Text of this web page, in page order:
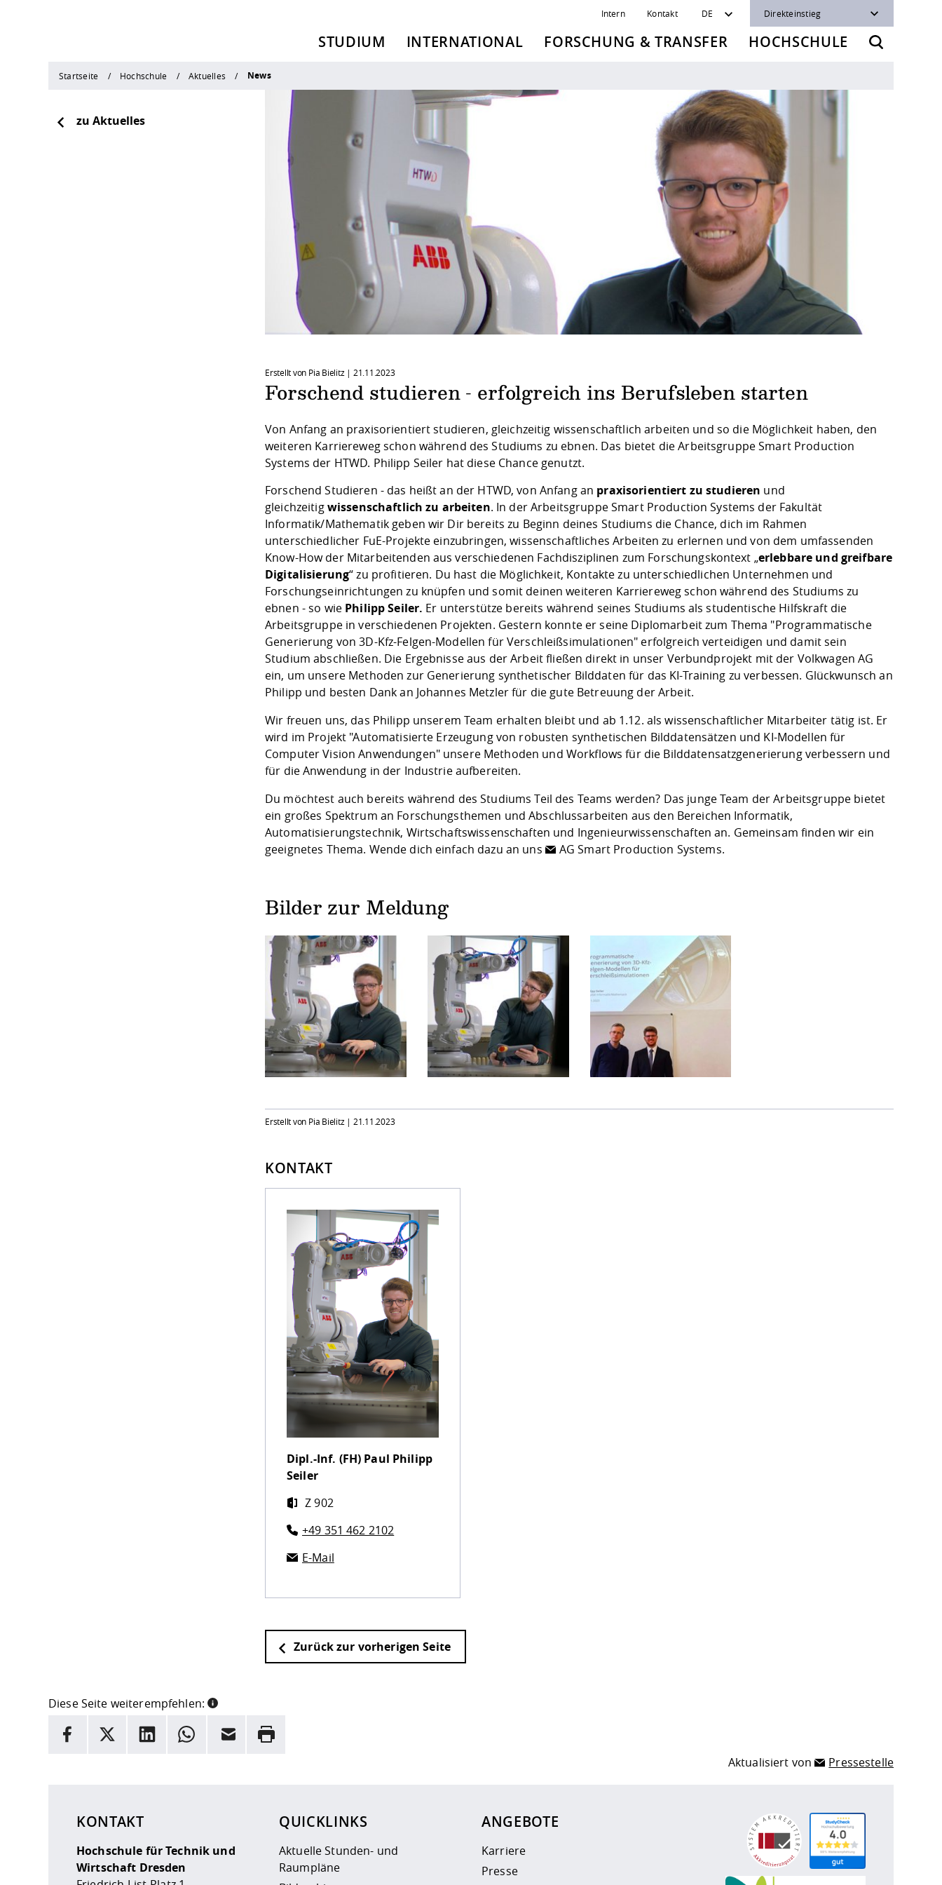
Intern Kontakt DE Direkteinstieg
STUDIUM INTERNATIONAL FORSCHUNG & TRANSFER HOCHSCHULE
Startseite Hochschule Aktuelles News
zu Aktuelles
Erstellt von Pia Bielitz | 21.11.2023
Forschend studieren - erfolgreich ins Berufsleben starten
Von Anfang an praxisorientiert studieren, gleichzeitig wissenschaftlich arbeiten und so die Möglichkeit haben, den
weiteren Karriereweg schon während des Studiums zu ebnen. Das bietet die Arbeitsgruppe Smart Production
Systems der HTWD. Philipp Seiler hat diese Chance genutzt.
Forschend Studieren - das heißt an der HTWD, von Anfang an praxisorientiert zu studieren und
gleichzeitigwissenschaftlich zu arbeiten. In derArbeitsgruppe Smart Production Systems der Fakultät
Informatik/Mathematik geben wir Dir bereits zu Beginn deines Studiums die Chance, dich im Rahmen
unterschiedlicher FuE-Projekte einzubringen, wissenschaftliches Arbeiten zu erlernen und von dem umfassenden
Know-How der Mitarbeitenden aus verschiedenen Fachdisziplinen zum Forschungskontext „erlebbare und greifbare
Digitalisierung“ zu profitieren. Du hast die Möglichkeit, Kontakte zu unterschiedlichen Unternehmen und
Forschungseinrichtungen zu knüpfen und somit deinen weiteren Karriereweg schon während des Studiums zu
ebnen - so wie Philipp Seiler. Er unterstütze bereits während seines Studiums als studentische Hilfskraft die
Arbeitsgruppe in verschiedenen Projekten. Gestern konnte er seine Diplomarbeit zum Thema "Programmatische
Generierung von 3D-Kfz-Felgen-Modellen für Verschleißsimulationen" erfolgreich verteidigen und damit sein
Studium abschließen. Die Ergebnisse aus der Arbeit fließen direkt in unser Verbundprojekt mit der Volkwagen AG
ein, um unsere Methoden zur Generierung synthetischer Bilddaten für das KI-Training zu verbessen. Glückwunsch an
Philipp und besten Dank an Johannes Metzler für die gute Betreuung der Arbeit.
Wir freuen uns, das Philipp unserem Team erhalten bleibt und ab 1.12. als wissenschaftlicher Mitarbeiter tätig ist. Er
wird im Projekt "Automatisierte Erzeugung von robusten synthetischen Bilddatensätzen und KI-Modellen für
Computer Vision Anwendungen" unsere Methoden und Workflows für die Bilddatensatzgenerierung verbessern und
für die Anwendung in der Industrie aufbereiten.
Du möchtest auch bereits während des Studiums Teil des Teams werden? Das junge Team der Arbeitsgruppe bietet
ein großes Spektrum an Forschungsthemen und Abschlussarbeiten aus den Bereichen Informatik,
Automatisierungstechnik, Wirtschaftswissenschaften und Ingenieurwissenschaften an. Gemeinsam finden wir ein
geeignetes Thema. Wende dich einfach dazu an uns
AG Smart Production Systems.
Bilder zur Meldung
Erstellt von Pia Bielitz | 21.11.2023
KONTAKT
Dipl.-Inf. (FH) Paul Philipp
Seiler
Z 902
+49 351 462 2102
E-Mail
Zurück zur vorherigen Seite
Diese Seite weiterempfehlen:
INFORMATION
Facebook
X LinkedInWhatsappE-Mail Drucken
Aktualisiert von Pressestelle
KONTAKT
Hochschule für Technik und
Wirtschaft Dresden
QUICKLINKS
Aktuelle Stunden- und
Raumpläne
ANGEBOTE
Karriere
Presse